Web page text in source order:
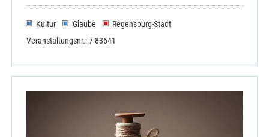
Kultur Glaube
Regensburg-Stadt
Veranstaltungsnr.: 7-83641